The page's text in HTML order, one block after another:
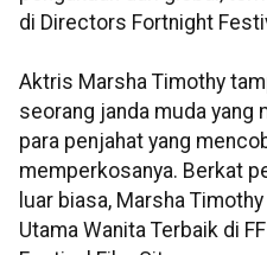
di Directors Fortnight
Aktris Marsha Timothy
seorang janda muda yang
para penjahat yang
memperkosanya. Berkat
luar biasa, Marsha
Utama Wanita Terbaik di